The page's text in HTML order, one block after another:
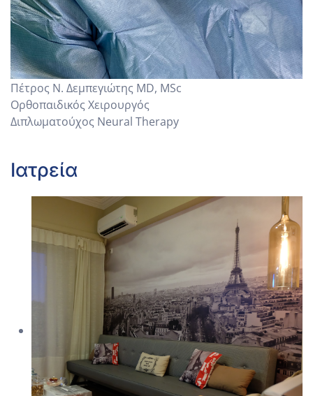
Πέτρος Ν. Δεμπεγιώτης MD, MSc
Ορθοπαιδικός Χειρουργός
Διπλωματούχος Neural Therapy
Ιατρεία